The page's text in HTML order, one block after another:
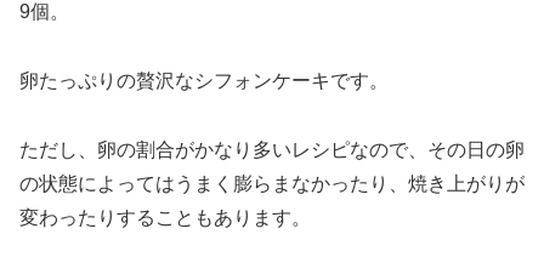
9個。
卵たっぷりの贅沢なシフォンケーキです。
ただし、卵の割合がかなり多いレシピなので、その日の卵
の状態によってはうまく膨らまなかったり、焼き上がりが
変わったりすることもあります。